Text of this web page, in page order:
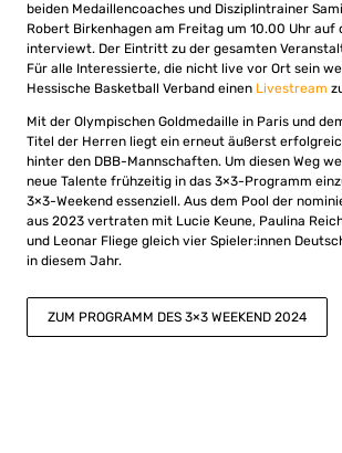
beiden Medaillencoaches und Disziplintrainer
Robert Birkenhagen am Freitag um 10.00 Uhr auf
interviewt. Der Eintritt zu der gesamten
Für alle Interessierte, die nicht live vor Ort sein
Hessische Basketball Verband einen Livestream
Mit der Olympischen Goldmedaille in Paris und
Titel der Herren liegt ein erneut äußerst
hinter den DBB-Mannschaften. Um diesen Weg
neue Talente frühzeitig in das 3×3-Programm
3×3-Weekend essenziell. Aus dem Pool der
aus 2023 vertraten mit Lucie Keune, Paulina
und Leonar Fliege gleich vier Spieler:innen
in diesem Jahr.
ZUM PROGRAMM DES 3×3 WEEKEND 2024